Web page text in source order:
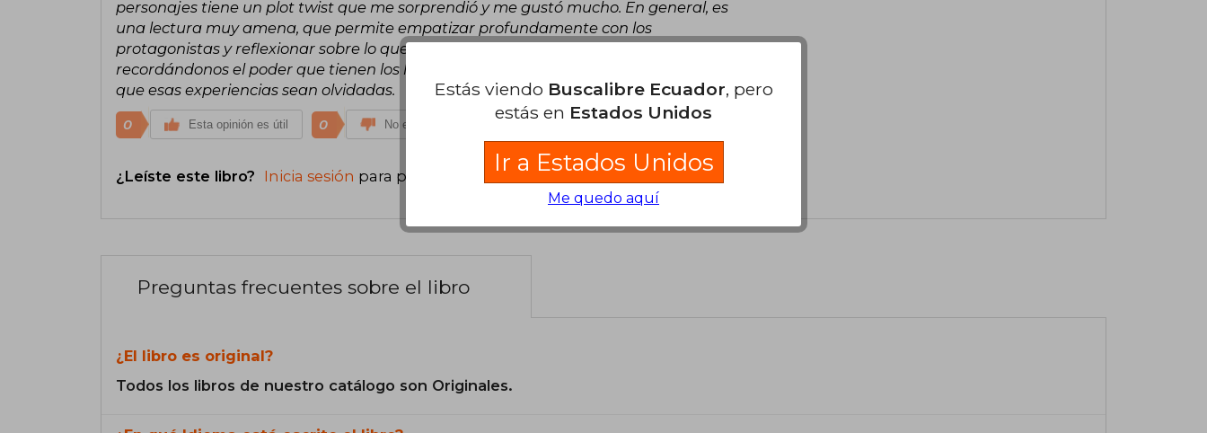
personajes tiene un plot twist que me sorprendió y me gustó mucho. En general, es
una lectura muy amena, que permite empatizar profundamente con los
protagonistas y reflexionar sobre lo que ocurrió en ese periodo histórico,
recordándonos el poder que tienen los libros para mantener viva la memoria y evitar
que esas experiencias sean olvidadas.
0 Esta opinión es útil 0 No es útil
¿Leíste este libro? Inicia sesión para poder agregar tu propia evaluación .
Preguntas frecuentes sobre el libro
¿El libro es original?
Todos los libros de nuestro catálogo son Originales.
Estás viendo Buscalibre Ecuador, pero
estás en Estados Unidos
Ir a Estados Unidos
Me quedo aquí